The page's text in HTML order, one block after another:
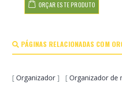
ORÇAR ESTE PRODUTO
PÁGINAS RELACIONADAS COM
[ Organizador ] [ Organizador de